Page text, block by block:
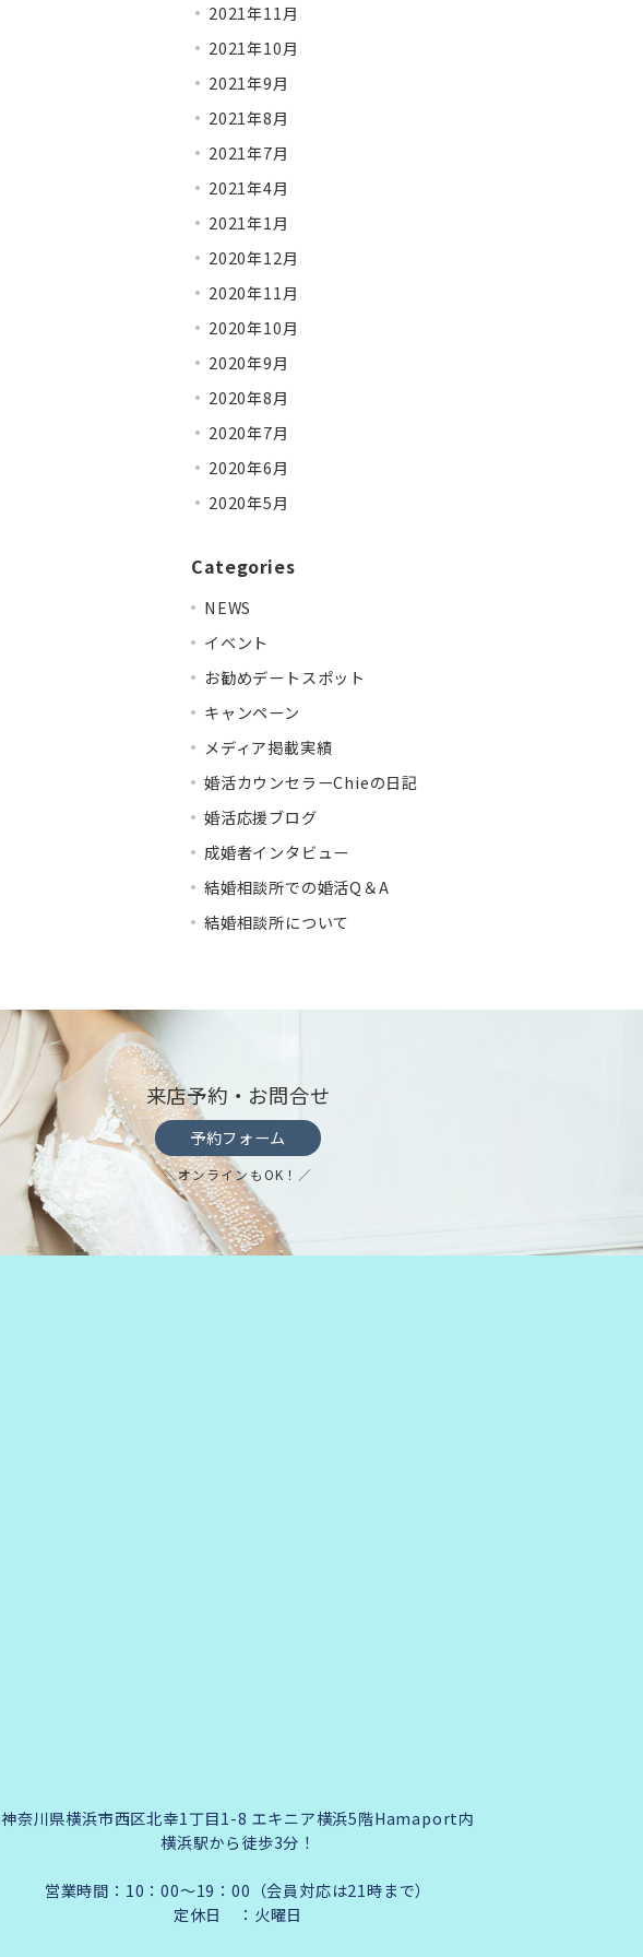
2021年11月
2021年10月
2021年9月
2021年8月
2021年7月
2021年4月
2021年1月
2020年12月
2020年11月
2020年10月
2020年9月
2020年8月
2020年7月
2020年6月
2020年5月
Categories
NEWS
イベント
お勧めデートスポット
キャンペーン
メディア掲載実績
婚活カウンセラーChieの日記
婚活応援ブログ
成婚者インタビュー
結婚相談所での婚活Q＆A
結婚相談所について
来店予約・お問合せ
予約フォーム
＼オンラインもOK！／
神奈川県横浜市西区北幸1丁目1-8 エキニア横浜5階Hamaport内
横浜駅から徒歩3分！
営業時間：10：00～19：00（会員対応は21時まで）
定休日 ：火曜日